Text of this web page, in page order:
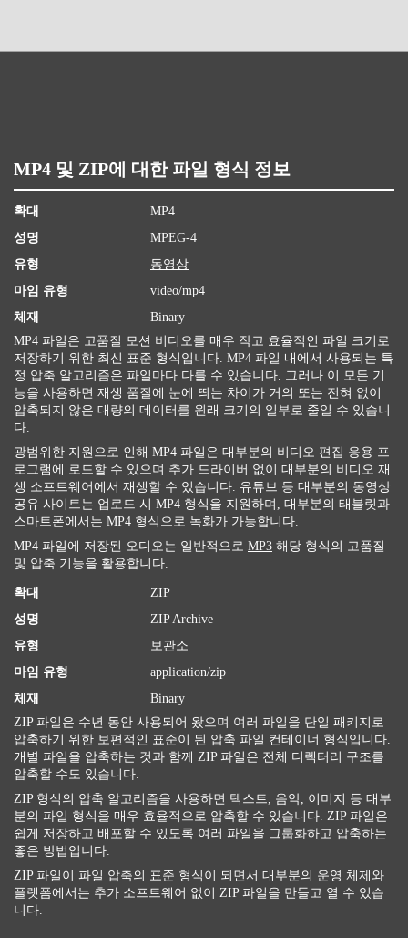
MP4 및 ZIP에 대한 파일 형식 정보
확대
MP4
성명
MPEG-4
유형
동영상
마임 유형
video/mp4
체재
Binary
MP4 파일은 고품질 모션 비디오를 매우 작고 효율적인 파일 크기로
저장하기 위한 최신 표준 형식입니다. MP4 파일 내에서 사용되는 특
정 압축 알고리즘은 파일마다 다를 수 있습니다. 그러나 이 모든 기
능을 사용하면 재생 품질에 눈에 띄는 차이가 거의 또는 전혀 없이
압축되지 않은 대량의 데이터를 원래 크기의 일부로 줄일 수 있습니
다.
광범위한 지원으로 인해 MP4 파일은 대부분의 비디오 편집 응용 프
로그램에 로드할 수 있으며 추가 드라이버 없이 대부분의 비디오 재
생 소프트웨어에서 재생할 수 있습니다. 유튜브 등 대부분의 동영상
공유 사이트는 업로드 시 MP4 형식을 지원하며, 대부분의 태블릿과
스마트폰에서는 MP4 형식으로 녹화가 가능합니다.
MP4 파일에 저장된 오디오는 일반적으로 MP3 해당 형식의 고품질
및 압축 기능을 활용합니다.
확대
ZIP
성명
ZIP Archive
유형
보관소
마임 유형
application/zip
체재
Binary
ZIP 파일은 수년 동안 사용되어 왔으며 여러 파일을 단일 패키지로
압축하기 위한 보편적인 표준이 된 압축 파일 컨테이너 형식입니다.
개별 파일을 압축하는 것과 함께 ZIP 파일은 전체 디렉터리 구조를
압축할 수도 있습니다.
ZIP 형식의 압축 알고리즘을 사용하면 텍스트, 음악, 이미지 등 대부
분의 파일 형식을 매우 효율적으로 압축할 수 있습니다. ZIP 파일은
쉽게 저장하고 배포할 수 있도록 여러 파일을 그룹화하고 압축하는
좋은 방법입니다.
ZIP 파일이 파일 압축의 표준 형식이 되면서 대부분의 운영 체제와
플랫폼에서는 추가 소프트웨어 없이 ZIP 파일을 만들고 열 수 있습
니다.